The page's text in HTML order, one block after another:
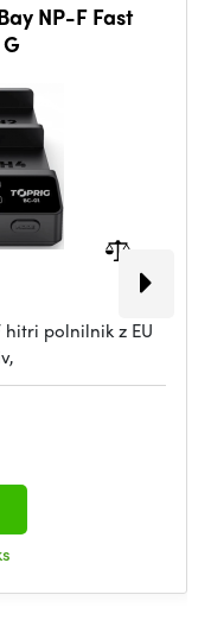
NP-F Fast
hitri polnilnik z EU